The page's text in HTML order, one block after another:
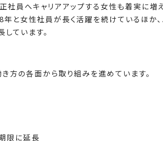
社員へキャリアアップする女性も着実に増
と女性社員が長く活躍を続けているほか
ています。
方の各面から取り組みを進めています。
限に延長